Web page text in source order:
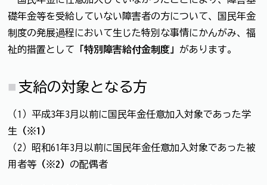
礎年金等を受給していない障害者の方について、国民年金
制度の発展過程において生じた特別な事情にかんがみ、福
祉的措置として 「特別障害給付金制度」 があります。
支給の対象となる方
（1）平成3年3月以前に国民年金任意加入対象であった学
生 （※1）
（2）昭和61年3月以前に国民年金任意加入対象であった被
用者等 （※2） の配偶者